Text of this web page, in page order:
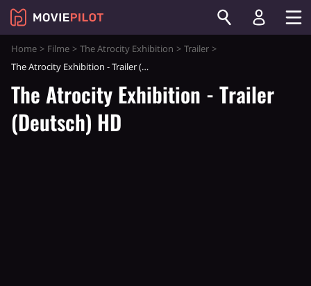
Home Filme The Atrocity Exhibition
Trailer
The Atrocity Exhibition - Trailer (Deutsch) HD
The Atrocity Exhibition - Trailer
(Deutsch) HD